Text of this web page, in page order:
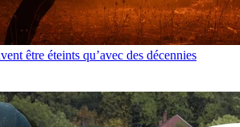
être éteints qu’avec des décennies